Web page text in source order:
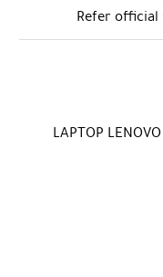
Refer official
LAPTOP